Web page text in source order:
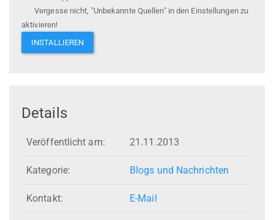
Vergesse nicht, "Unbekannte Quellen" in den Einstellungen zu
aktivieren!
INSTALLIEREN
Details
Veröffentlicht am: 21.11.2013
Kategorie: Blogs und Nachrichten
Kontakt: E-Mail